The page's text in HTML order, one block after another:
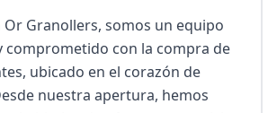
Or Granollers, somos un equipo
comprometido con la compra de
ubicado en el corazón de
nuestra apertura, hemos